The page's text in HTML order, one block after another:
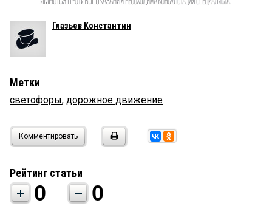
Глазьев Константин
Метки
светофоры, дорожное движение
Комментировать
Рейтинг статьи
0 0